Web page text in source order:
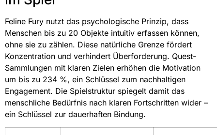
Feline Fury nutzt das psychologische Prinzip, dass
Menschen bis zu 20 Objekte intuitiv erfassen können,
ohne sie zu zählen. Diese natürliche Grenze fördert
Konzentration und verhindert Überforderung. Quest-
Sammlungen mit klaren Zielen erhöhen die Motivation
um bis zu 234 %, ein Schlüssel zum nachhaltigen
Engagement. Die Spielstruktur spiegelt damit das
menschliche Bedürfnis nach klaren Fortschritten wider –
ein Schlüssel zur dauerhaften Bindung.